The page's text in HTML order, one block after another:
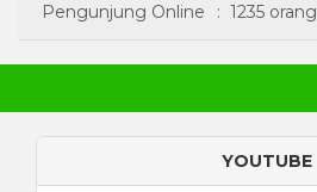
Pengunjung Online
: 1235 orang
YOUTUBE